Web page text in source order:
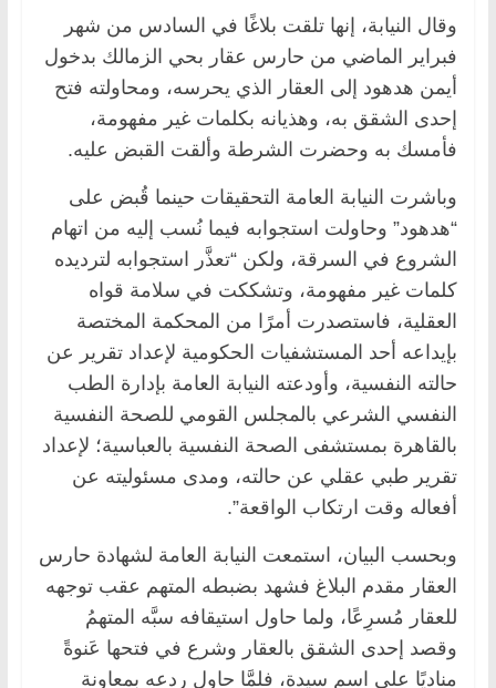
وقال النيابة، إنها تلقت بلاغًا في السادس من شهر
فبراير الماضي من حارس عقار بحي الزمالك بدخول
أيمن هدهود إلى العقار الذي يحرسه، ومحاولته فتح
إحدى الشقق به، وهذيانه بكلمات غير مفهومة،
فأمسك به وحضرت الشرطة وألقت القبض عليه.
وباشرت النيابة العامة التحقيقات حينما قُبض على
“هدهود” وحاولت استجوابه فيما نُسب إليه من اتهام
الشروع في السرقة، ولكن “تعذَّر استجوابه لترديده
كلمات غير مفهومة، وتشككت في سلامة قواه
العقلية، فاستصدرت أمرًا من المحكمة المختصة
بإيداعه أحد المستشفيات الحكومية لإعداد تقرير عن
حالته النفسية، وأودعته النيابة العامة بإدارة الطب
النفسي الشرعي بالمجلس القومي للصحة النفسية
بالقاهرة بمستشفى الصحة النفسية بالعباسية؛ لإعداد
تقرير طبي عقلي عن حالته، ومدى مسئوليته عن
أفعاله وقت ارتكاب الواقعة”.
وبحسب البيان، استمعت النيابة العامة لشهادة حارس
العقار مقدم البلاغ فشهد بضبطه المتهم عقب توجهه
للعقار مُسرِعًا، ولما حاول استيقافه سبَّه المتهمُ
وقصد إحدى الشقق بالعقار وشرع في فتحها عَنوةً
مناديًا على اسم سيدة، فلمَّا حاول ردعه بمعاونة